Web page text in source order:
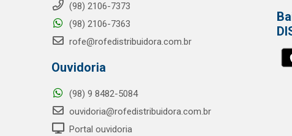
(98) 2106-7373
(98) 2106-7363
rofe@rofedistribuidora.com.br
Ouvidoria
(98) 9 8482-5084
ouvidoria@rofedistribuidora.com.br
Portal ouvidoria